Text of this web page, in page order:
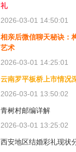
礼
2026-03-01 14:50:01
相亲后微信聊天秘诀：
艺术
2026-03-01 14:25:01
云南罗平板桥上市情况
2026-03-01 13:50:02
青树村邮编详解
2026-03-01 13:25:02
西安地区结婚彩礼现状